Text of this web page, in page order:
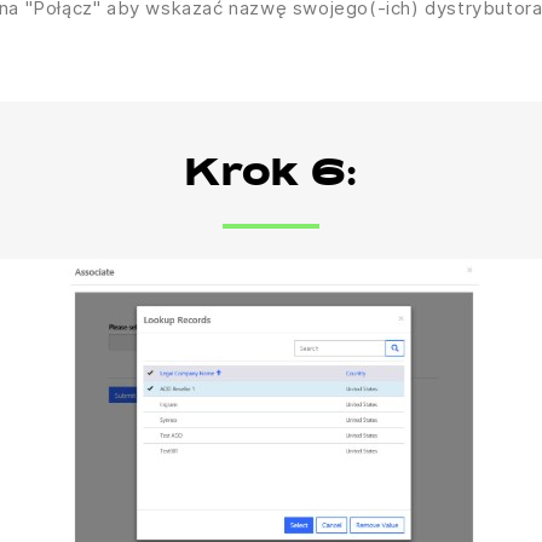
"Połącz" aby wskazać nazwę swojego(-ich)
Krok 6: